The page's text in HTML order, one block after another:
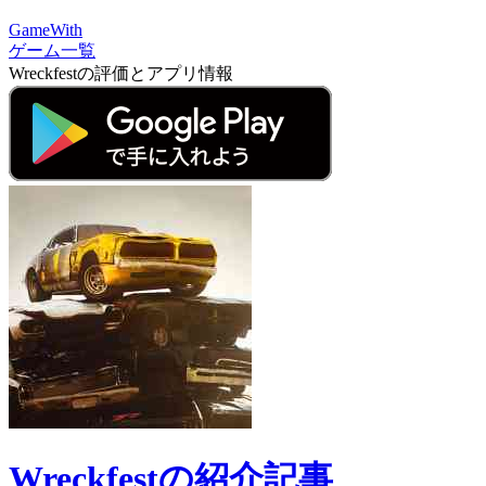
GameWith
ゲーム一覧
Wreckfestの評価とアプリ情報